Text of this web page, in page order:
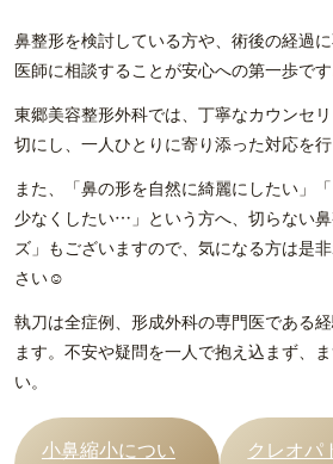
鼻整形を検討している方や、術後の経過
医師に相談することが安心への第一歩です
東郷美容整形外科では、丁寧なカウンセ
切にし、一人ひとりに寄り添った対応を行
また、「鼻の形を自然に綺麗にしたい」
少なくしたい…」という方へ、切らない
ズ」もございますので、気になる方は是
さい☺
執刀は全症例、形成外科の専門医である
ます。不安や疑問を一人で抱え込まず、
い。
小鼻縮小につい
クレオパ